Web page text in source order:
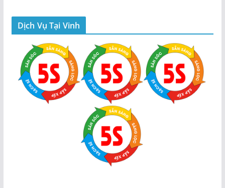
Dịch Vụ Tại Vinh